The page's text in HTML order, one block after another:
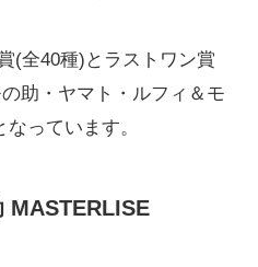
(全2種)
ト」(全4種/ランダム)
グタオル」「クリアフ
6種/ランダム)
(全12種)
(全40種)とラストワン賞
助・ヤマト・ルフィ＆モ
なっています。
MASTERLISE